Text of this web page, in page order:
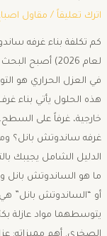
اترك تعليقاً / مقاول
كم تكلفة بناء غرفه
لعام 2026)
في العزل الحراري هو
هذه الحلول يأتي بناء
خارجية، غرفاً على
غرفه ساندوتش بانل؟
ما هو الساندوتش بانل
أو “الساندوتش بانل” هي